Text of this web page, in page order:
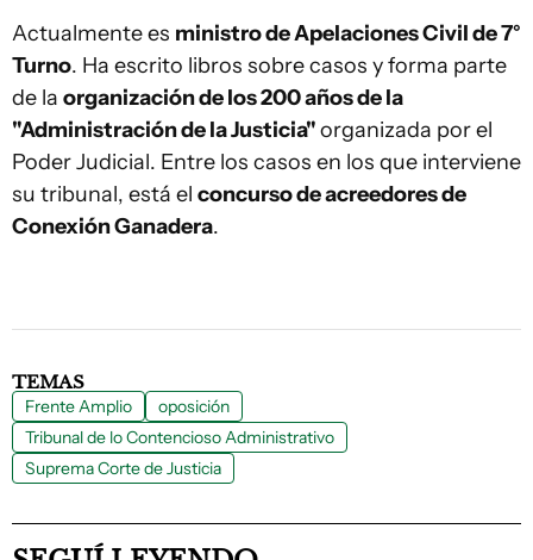
Actualmente es ministro de Apelaciones Civil de 7°
Turno. Ha escrito libros sobre casos y forma parte
de la organización de los 200 años de la
"Administración de la Justicia"organizada por el
Poder Judicial. Entre los casos en los que interviene
su tribunal, está el concurso de acreedores de
Conexión Ganadera.
TEMAS
Frente Amplio
oposición
Tribunal de lo Contencioso Administrativo
Suprema Corte de Justicia